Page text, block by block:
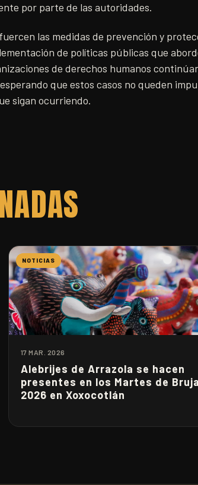
por parte de las autoridades.
las medidas de prevención y
de políticas públicas que
de derechos humanos
que estos casos no queden
sigan ocurriendo.
NOTICIAS
17 MAR. 2026
Alebrijes de Arrazola se hacen
presentes en los Martes de
2026 en Xoxocotlán